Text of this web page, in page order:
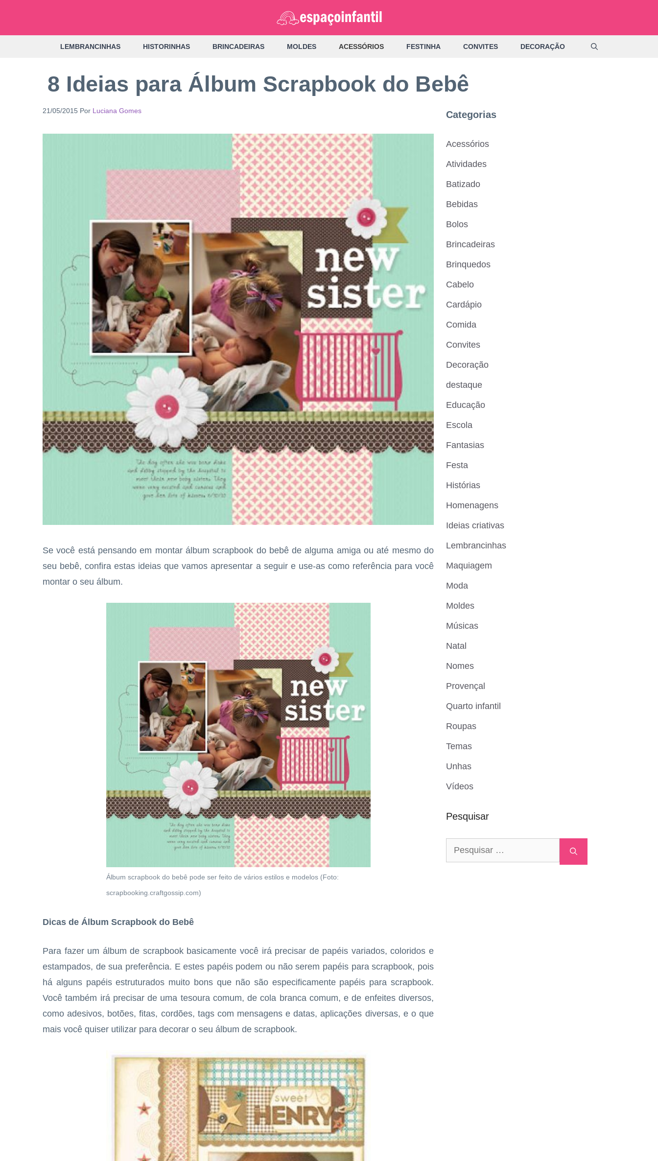
LEMBRANCINHAS HISTORINHAS BRINCADEIRAS MOLDES ACESSÓRIOS FESTINHA CONVITES DECORAÇÃO
8 Ideias para Álbum Scrapbook do Bebê
21/05/2015 Por Luciana Gomes
Se você está pensando em montar álbum scrapbook do bebê de alguma amiga ou até mesmo do
seu bebê, confira estas ideias que vamos apresentar a seguir e use-as como referência para você
montar o seu álbum.
Álbum scrapbook do bebê pode ser feito de vários estilos e modelos (Foto:
scrapbooking.craftgossip.com)
Dicas de Álbum Scrapbook do Bebê
Para fazer um álbum de scrapbook basicamente você irá precisar de papéis variados, coloridos e
estampados, de sua preferência. E estes papéis podem ou não serem papéis para scrapbook, pois
há alguns papéis estruturados muito bons que não são especificamente papéis para scrapbook.
Você também irá precisar de uma tesoura comum, de cola branca comum, e de enfeites diversos,
como adesivos, botões, fitas, cordões, tags com mensagens e datas, aplicações diversas, e o que
mais você quiser utilizar para decorar o seu álbum de scrapbook.
Categorias
Acessórios
Atividades
Batizado
Bebidas
Bolos
Brincadeiras
Brinquedos
Cabelo
Cardápio
Comida
Convites
Decoração
destaque
Educação
Escola
Fantasias
Festa
Histórias
Homenagens
Ideias criativas
Lembrancinhas
Maquiagem
Moda
Moldes
Músicas
Natal
Nomes
Provençal
Quarto infantil
Roupas
Temas
Unhas
Vídeos
Pesquisar
Pesquisar
por: